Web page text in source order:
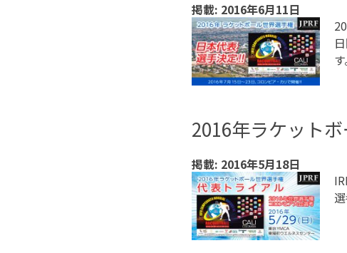
掲載: 2016年6月11日
す
2016年ラケット
掲載: 2016年5月18日